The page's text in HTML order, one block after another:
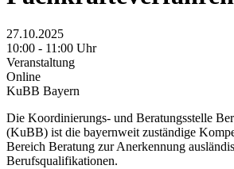
27.10.2025
10:00 - 11:00 Uhr
Veranstaltung
Online
KuBB Bayern
Die Koordinierungs- und Beratungsstelle
(KuBB) ist die bayernweit zuständige
Bereich Beratung zur Anerkennung
Berufsqualifikationen.